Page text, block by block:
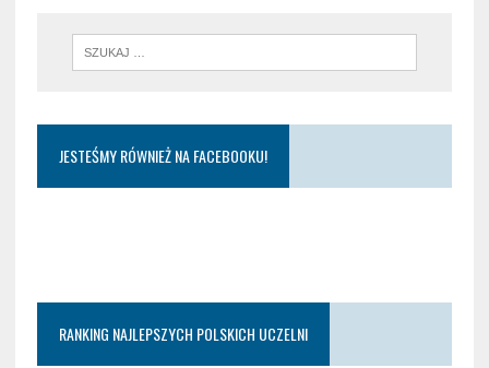
JESTEŚMY RÓWNIEŻ NA FACEBOOKU!
RANKING NAJLEPSZYCH POLSKICH UCZELNI